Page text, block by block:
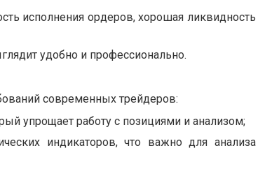
исполнения ордеров, хорошая ликвидность
удобно и профессионально.
современных трейдеров:
упрощает работу с позициями и анализом;
индикаторов, что важно для анализа